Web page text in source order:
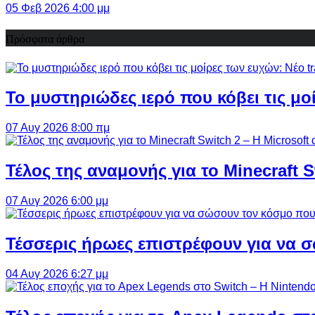
05 Φεβ 2026 4:00 μμ
Πρόσφατα άρθρα
Το μυστηριώδες ιερό που κόβει τις
07 Αυγ 2026 8:00 πμ
Τέλος της αναμονής για το Minecraft
07 Αυγ 2026 6:00 μμ
Τέσσερις ήρωες επιστρέφουν για να
04 Αυγ 2026 6:27 μμ